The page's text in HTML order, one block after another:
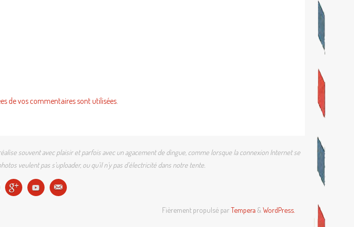
de vos commentaires sont utilisées.
souvent avec plaisir et parfois avec un agacement de dingue, comme lorsque la connexion Internet se
veulent pas s'uploader, ou qu'il n'y pas d'électricité dans notre tente.
Fièrement propulsé parTempera & WordPress.